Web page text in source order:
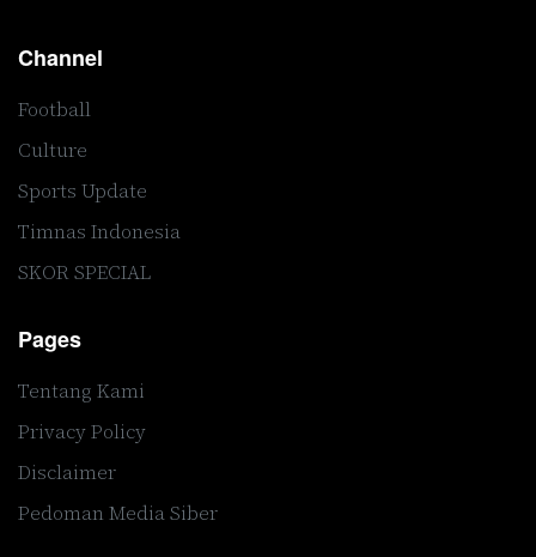
Channel
Football
Culture
Sports Update
Timnas Indonesia
SKOR SPECIAL
Pages
Tentang Kami
Privacy Policy
Disclaimer
Pedoman Media Siber